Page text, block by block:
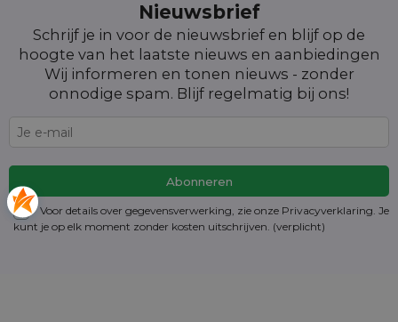
Nieuwsbrief
Schrijf je in voor de nieuwsbrief en blijf op de
hoogte van het laatste nieuws en aanbiedingen
Wij informeren en tonen nieuws - zonder
onnodige spam. Blijf regelmatig bij ons!
Voor details over gegevensverwerking, zie onze Privacyverklaring. Je
kunt je op elk moment zonder kosten uitschrijven . (verplicht)